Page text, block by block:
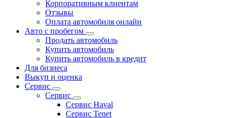
Корпоративным клиентам
Отзывы
Оплата автомобиля онлайн
Авто с пробегом
Продать автомобиль
Купить автомобиль
Купить автомобиль в кредит
Для бизнеса
Выкуп и оценка
Сервис
Сервис
Сервис Haval
Сервис Tenet